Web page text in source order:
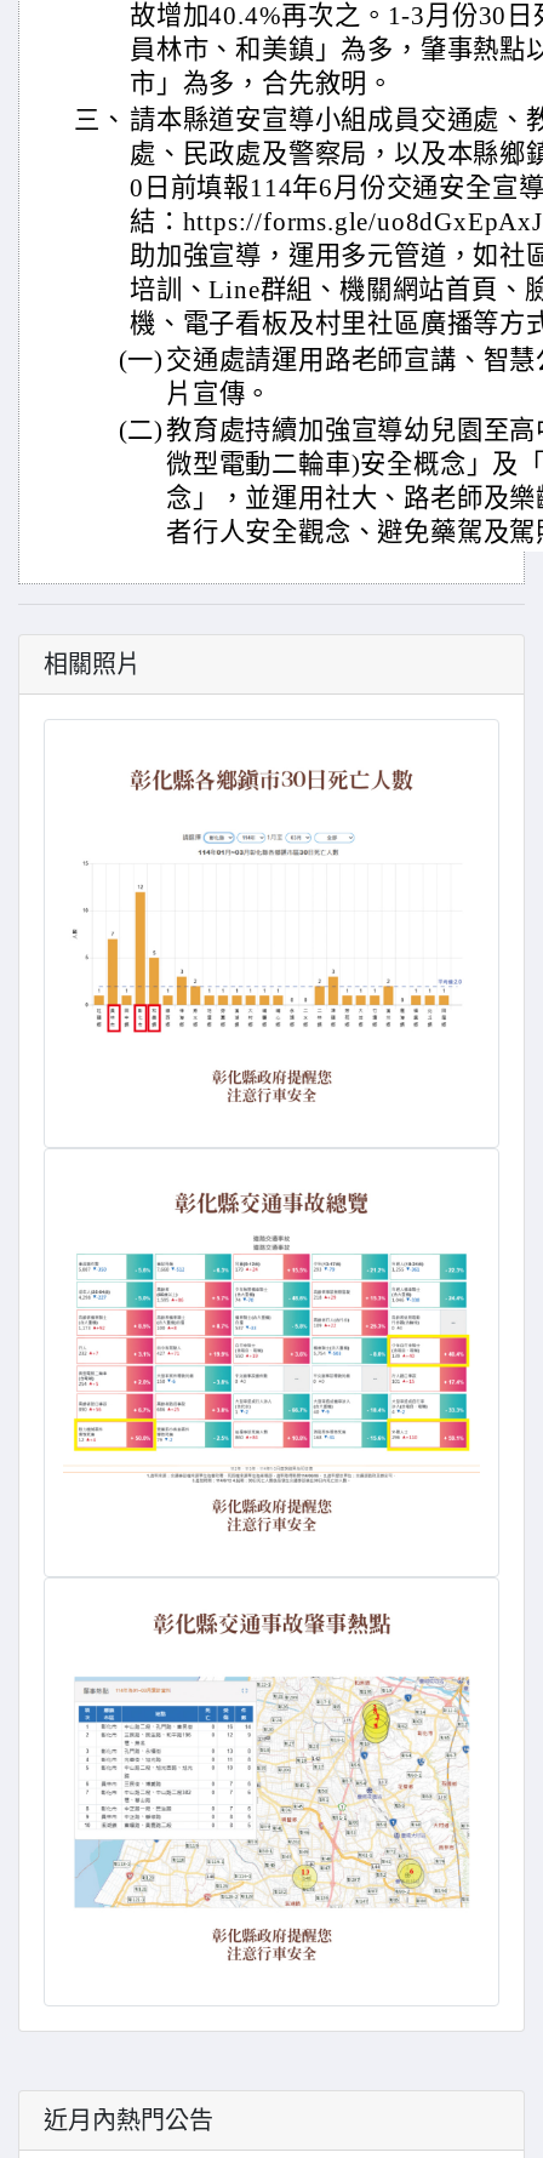
故增加40.4%再次之。1-3月份30
員林市、和美鎮」為多，肇事熱點
市」為多，合先敘明。
三、 請本縣道安宣導小組成員交通處、
處、民政處及警察局，以及本縣鄉
0日前填報114年6月份交通安全宣
結：https://forms.gle/
助加強宣導，運用多元管道，如社
培訓、Line群組、機關網站首頁、
機、電子看板及村里社區廣播等方
(一) 交通處請運用路老師宣講、智
片宣傳。
(二)教育處持續加強宣導幼兒園至
微型電動二輪車)安全概念」及
念」，並運用社大、路老師及
者行人安全觀念、避免藥駕及
相關照片
近月內熱門公告